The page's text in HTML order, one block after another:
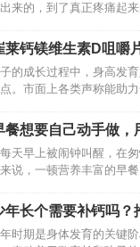
来的，到了真正疼痛起
警的，我们一旦发现预警
面给大家分享下肝脏不好
。…
莱钙镁维生素D咀嚼
我来为你详细揭秘
的成长过程中，身高发
。市面上各类声称能助
待，希望这款产品能成为
那么，吃了纽崔莱维生素
下来就为你深入揭秘。…
餐想要自己动手做，
做好？
天早上被闹钟叫醒，在
说，一顿营养丰富的早
；自己动手做，时间紧任
一，根本无法满足需求。
荐一款早餐神器——纽崔
年长个需要补钙吗？
生素D咀嚼片效果好
时期是身体发育的关键